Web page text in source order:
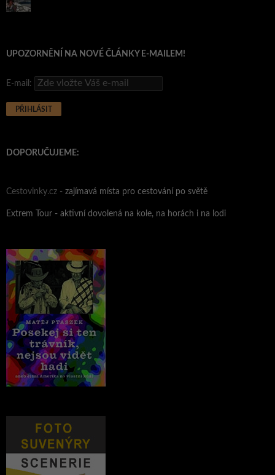
UPOZORNĚNÍ NA NOVÉ ČLÁNKY E-MAILEM!
E-mail:
DOPORUČUJEME:
Cestovinky.cz - zajímavá místa pro cestování po světě
Extrem Tour - aktivní dovolená na kole, na horách i na lodi